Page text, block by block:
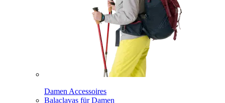
Damen Accessoires
Balaclavas für Damen